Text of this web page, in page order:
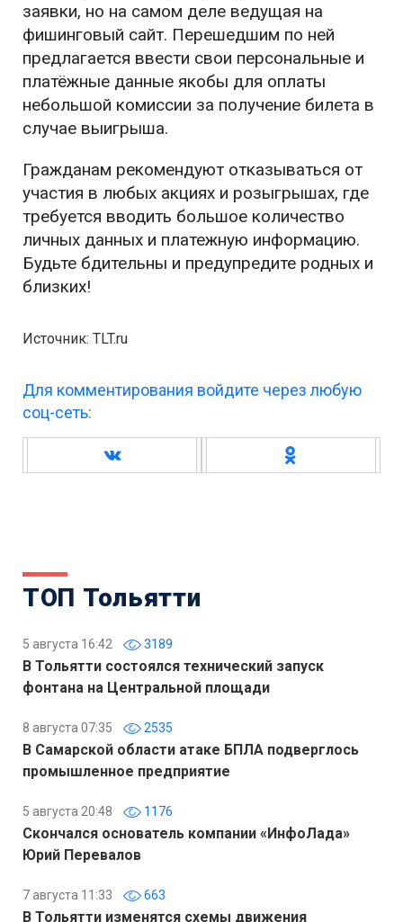
заявки, но на самом деле ведущая на
фишинговый сайт. Перешедшим по ней
предлагается ввести свои персональные и
платёжные данные якобы для оплаты
небольшой комиссии за получение билета в
случае выигрыша.
Гражданам рекомендуют отказываться от
участия в любых акциях и розыгрышах, где
требуется вводить большое количество
личных данных и платежную информацию.
Будьте бдительны и предупредите родных и
близких!
Источник: TLT.ru
Для комментирования войдите через любую
соц-сеть:
ТОП Тольятти
5 августа 16:42 3189
В Тольятти состоялся технический запуск
фонтана на Центральной площади
8 августа 07:35 2535
В Самарской области атаке БПЛА подверглось
промышленное предприятие
5 августа 20:48 1176
Скончался основатель компании «ИнфоЛада»
Юрий Перевалов
7 августа 11:33 663
В Тольятти изменятся схемы движения